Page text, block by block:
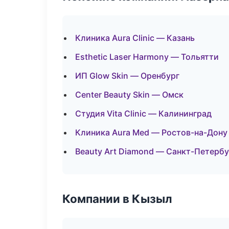
Клиника Aura Clinic — Казань
Esthetic Laser Harmony — Тольятти
ИП Glow Skin — Оренбург
Center Beauty Skin — Омск
Студия Vita Clinic — Калининград
Клиника Aura Med — Ростов-на-Дону
Beauty Art Diamond — Санкт-
Компании в Кызыл